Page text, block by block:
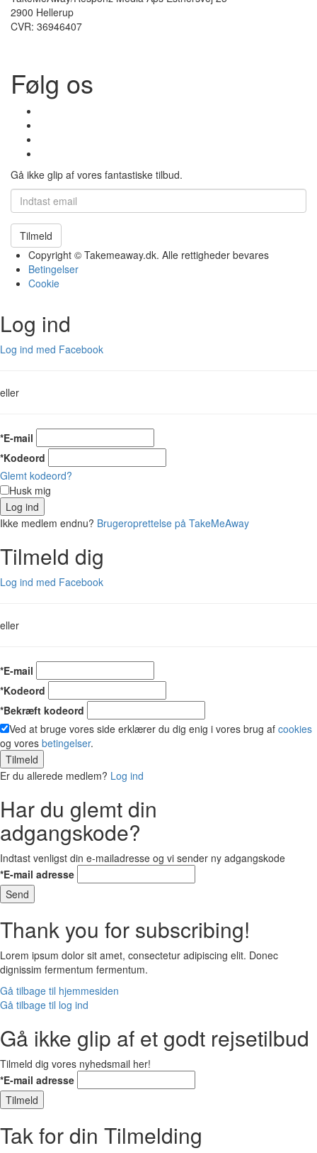
2900 Hellerup
CVR: 36946407
Følg os
Gå ikke glip af vores fantastiske tilbud.
Tilmeld
Copyright © Takemeaway.dk. Alle rettigheder bevares
Betingelser
Cookie
Log ind
Log ind med Facebook
eller
*E-mail
*Kodeord
Glemt kodeord?
Husk mig
Log ind
Ikke medlem endnu? Brugeroprettelse på TakeMeAway
Tilmeld dig
Log ind med Facebook
eller
*E-mail
*Kodeord
*Bekræft kodeord
Ved at bruge vores side erklærer du dig enig i vores brug af cookies
og vores betingelser.
Tilmeld
Er du allerede medlem? Log ind
Har du glemt din
adgangskode?
Indtast venligst din e-mailadresse og vi sender ny adgangskode
*E-mail adresse
Send
Thank you for subscribing!
Lorem ipsum dolor sit amet, consectetur adipiscing elit. Donec
dignissim fermentum fermentum.
Gå tilbage til hjemmesiden
Gå tilbage til log ind
Gå ikke glip af et godt rejsetilbud
Tilmeld dig vores nyhedsmail her!
*E-mail adresse
Tilmeld
Tak for din Tilmelding